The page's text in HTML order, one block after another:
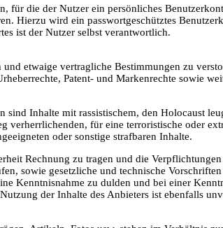
die der Nutzer ein persönliches
Hierzu wird ein passwortgeschütztes
ist der Nutzer selbst verantwortlich.
etwaige vertragliche Bestimmungen zu
Patent- und Markenrechte sowie
Inhalte mit rassistischem, den Holocaust
für eine terroristische oder
oder sonstige strafbaren Inhalte.
Rechnung zu tragen und die
sowie gesetzliche und technische
Kenntnisnahme zu dulden und bei einer
der Inhalte des Anbieters ist ebenfalls